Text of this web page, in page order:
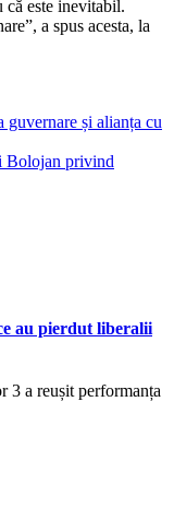
că este inevitabil.
a spus acesta, la
guvernare și alianța cu
Bolojan privind
au pierdut liberalii
3 a reușit performanța